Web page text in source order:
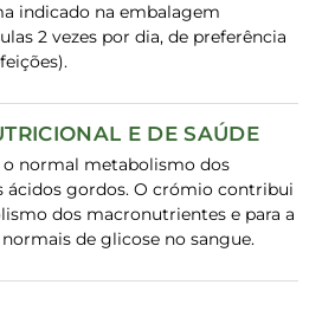
indicado na embalagem
2 vezes por dia, de preferência
E DE SAÚDE
normal metabolismo dos
ácidos gordos. O crómio contribui
dos macronutrientes e para a
de glicose no sangue.